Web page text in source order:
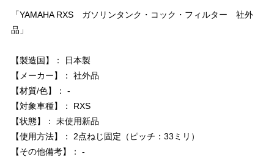
「YAMAHA RXS ガソリンタンク・コック・フィルター 社外
品」
【製造国】： 日本製
【メーカー】： 社外品
【材質/色】： -
【対象車種】： RXS
【状態】： 未使用新品
【使用方法】： 2点ねじ固定（ピッチ：33ミリ）
【その他備考】： -